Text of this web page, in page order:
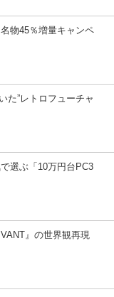
物45％増量キャンペ
た”レトロフューチャ
選ぶ「10万円台PC3
』の世界観再現